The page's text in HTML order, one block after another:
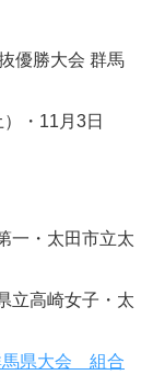
優勝大会 群馬
・11月3日
・太田市立太
高崎女子・太
馬県大会 組合